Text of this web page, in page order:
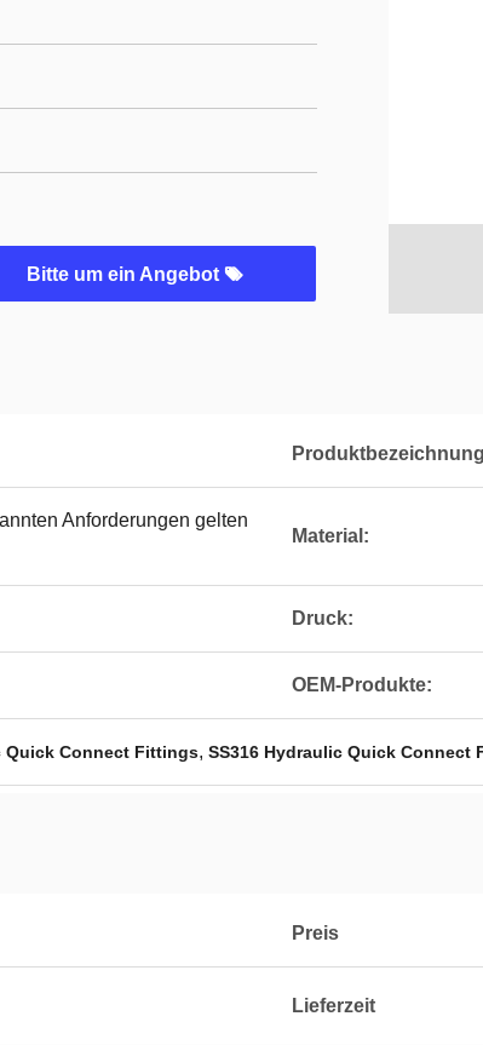
Bitte um ein Angebot
Anforderungen gelten
Material:
Druck:
OEM-Produkte:
Quick Connect Fittings, SS316 Hydraulic Quick Connect
Preis
Lieferzeit